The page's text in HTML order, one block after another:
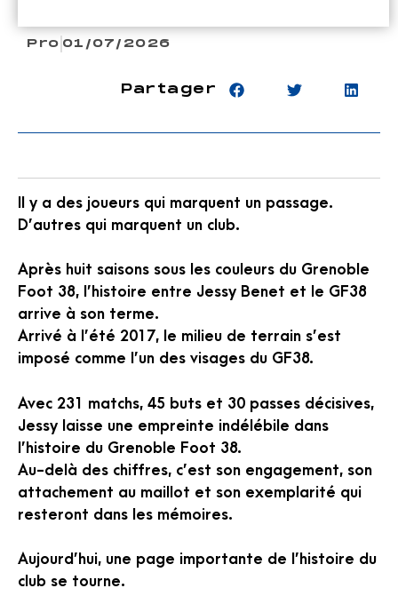
Pro 01/07/2026
Partager
Il y a des joueurs qui marquent un passage.
D’autres qui marquent un club.
Après huit saisons sous les couleurs du Grenoble
Foot 38, l’histoire entre Jessy Benet et le GF38
arrive à son terme.
Arrivé à l’été 2017, le milieu de terrain s’est
imposé comme l’un des visages du GF38.
Avec 231 matchs, 45 buts et 30 passes décisives,
Jessy laisse une empreinte indélébile dans
l’histoire du Grenoble Foot 38.
Au-delà des chiffres, c’est son engagement, son
attachement au maillot et son exemplarité qui
resteront dans les mémoires.
Aujourd’hui, une page importante de l’histoire du
club se tourne.